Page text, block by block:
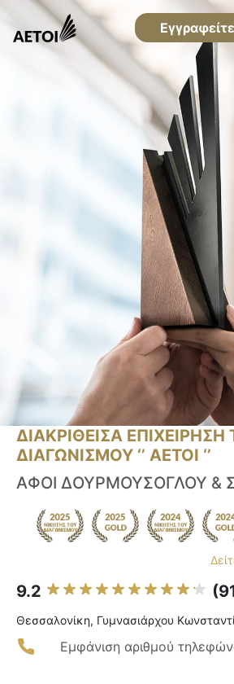
Εγγραφείτε
ΔΙΑΚΡΙΘΕΙΣΑ ΕΠΙΧΕΙΡΗΣΗ
ΔΙΑΓΩΝΙΣΜΟΥ ‘’ ΑΕΤΟΙ ‘’
ΑΦΟΙ ΔΟΥΡΜΟΥΣΟΓΛΟΥ &
9.2
Θεσσαλονίκη, Γυμνασιάρχου
Εμφάνιση αριθμού